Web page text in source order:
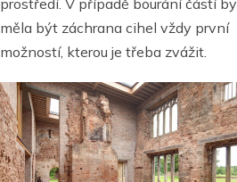
měla být záchrana cihel vždy první
možností, kterou je třeba zvážit.